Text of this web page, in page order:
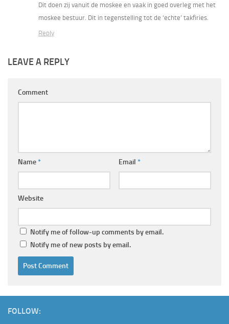
Dit doen zij vanuit de moskee en vaak in goed overleg met het
moskee bestuur. Dit in tegenstelling tot de ‘echte’ takfiries.
Reply
LEAVE A REPLY
Comment
Name* Email *
Website
Notify me of follow-up comments by email.
Notify me of new posts by email.
FOLLOW: